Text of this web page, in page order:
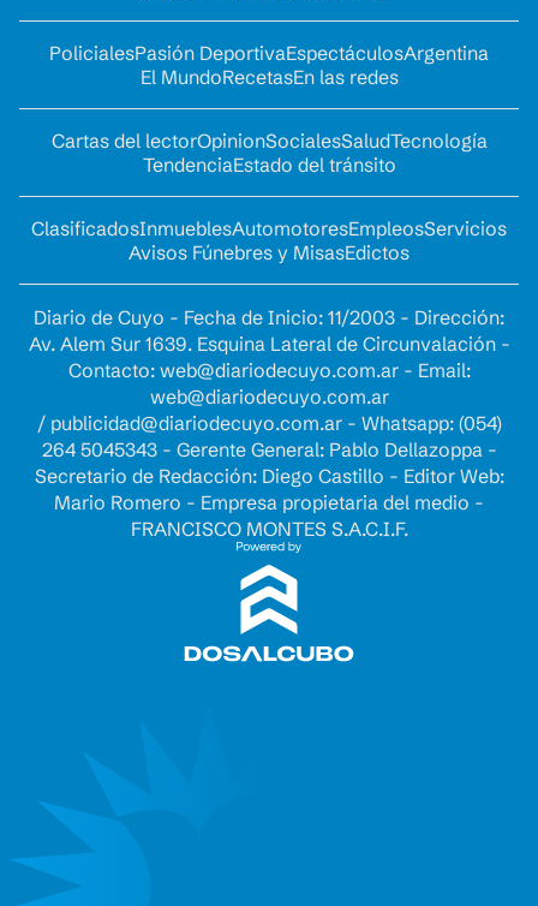
PolicialesPasión DeportivaEspectáculosArgentina
El MundoRecetasEn las redes
Cartas del lectorOpinionSocialesSaludTecnología
TendenciaEstado del tránsito
ClasificadosInmueblesAutomotoresEmpleosServicios
Avisos Fúnebres y MisasEdictos
Diario de Cuyo - Fecha de Inicio: 11/2003 - Dirección:
Av. Alem Sur 1639. Esquina Lateral de Circunvalación -
Contacto: web@diariodecuyo.com.ar- Email:
web@diariodecuyo.com.ar
/ publicidad@diariodecuyo.com.ar- Whatsapp: (054)
264 5045343 - Gerente General: Pablo Dellazoppa -
Secretario de Redacción: Diego Castillo - Editor Web:
Mario Romero - Empresa propietaria del medio -
FRANCISCO MONTES S.A.C.I.F.